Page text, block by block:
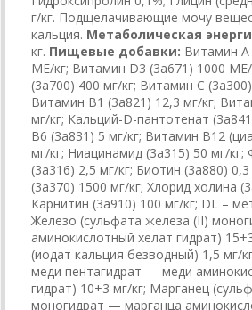
г/кг. Подщелачивающие мочу
кальция. Метаболическая
кг. Пищевые добавки: Витамин A
МЕ/кг; Витамин D3 (3а671) 1000
(3а700) 400 мг/кг; Витамин C
Витамин B1 (3a821) 12,3 мг/кг;
мг/кг; Кальций-D-пантотенат
B6 (3a831) 5 мг/кг; Витамин B12
мг/кг; Ниацинамид (3a315) 50 мг/кг;
(3a316) 2,5 мг/кг; Биотин (3a880)
(3a370) 1500 мг/кг; Хлорид холина
Карнитин (3a910) 100 мг/кг; DL –
Железо (сульфата железа (II)
аминокислотный хелат гидрат)
(иодат кальция безводный) 1,5 мг/
меди пентагидрат — меди
гидрат) 10+3 мг/кг; Марганец
моногидрат — марганца